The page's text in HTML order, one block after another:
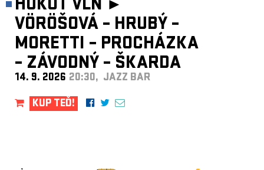
HUKOT VLN ►
VÖRÖŠOVÁ – HRUBÝ –
MORETTI – PROCHÁZKA
– ZÁVODNÝ – ŠKARDA
14. 9. 2026 20:30, JAZZ BAR
KUP TEĎ!